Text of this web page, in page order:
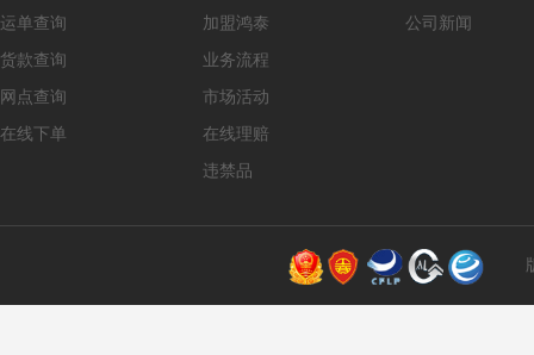
运单查询
货款查询
网点查询
在线下单
加盟鸿泰
业务流程
市场活动
在线理赔
违禁品
公司新闻